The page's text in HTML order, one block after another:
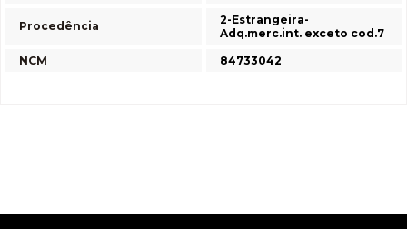
Procedência
2-Estrangeira-
Adq.merc.int. exceto cod.7
NCM
84733042